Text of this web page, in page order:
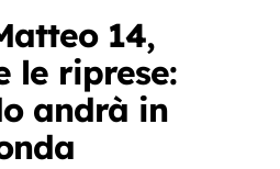
14,
le riprese:
andrà in